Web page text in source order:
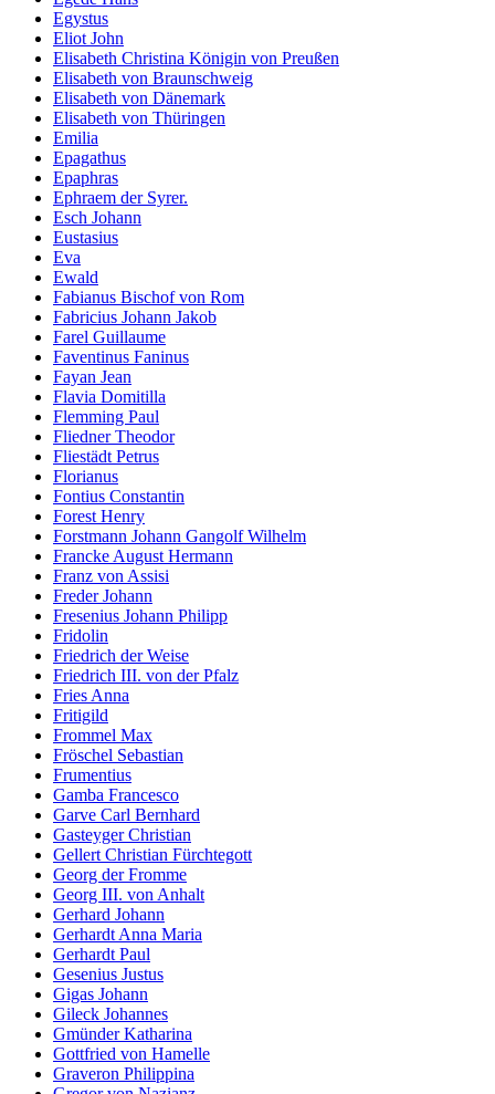
Egystus
Eliot John
Elisabeth Christina Königin von Preußen
Elisabeth von Braunschweig
Elisabeth von Dänemark
Elisabeth von Thüringen
Emilia
Epagathus
Epaphras
Ephraem der Syrer.
Esch Johann
Eustasius
Eva
Ewald
Fabianus Bischof von Rom
Fabricius Johann Jakob
Farel Guillaume
Faventinus Faninus
Fayan Jean
Flavia Domitilla
Flemming Paul
Fliedner Theodor
Fliestädt Petrus
Florianus
Fontius Constantin
Forest Henry
Forstmann Johann Gangolf Wilhelm
Francke August Hermann
Franz von Assisi
Freder Johann
Fresenius Johann Philipp
Fridolin
Friedrich der Weise
Friedrich III. von der Pfalz
Fries Anna
Fritigild
Frommel Max
Fröschel Sebastian
Frumentius
Gamba Francesco
Garve Carl Bernhard
Gasteyger Christian
Gellert Christian Fürchtegott
Georg der Fromme
Georg III. von Anhalt
Gerhard Johann
Gerhardt Anna Maria
Gerhardt Paul
Gesenius Justus
Gigas Johann
Gileck Johannes
Gmünder Katharina
Gottfried von Hamelle
Graveron Philippina